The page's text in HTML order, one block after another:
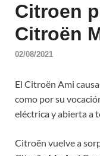
Citroen
Citroën
02/08/2021
El Citroën Ami
como por su
eléctrica y abierta a
Citroën vuelve a